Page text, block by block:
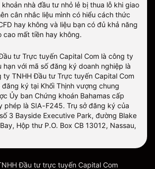
khoản nhà đầu tư nhỏ lẻ bị thua lỗ khi giao
cân nhắc liệu mình có hiểu cách thức
hay không và liệu bạn có đủ khả năng
cao mất tiền hay không.
tư Trực tuyến Capital Com là công ty
hạn với mã số đăng ký doanh nghiệp là
ty TNHH Đầu tư Trực tuyến Capital Com
ký tại Khối Thịnh vượng chung
Ủy ban Chứng khoán Bahamas cấp
phép là SIA-F245. Trụ sở đăng ký của
3 Bayside Executive Park, đường Blake
Hộp thư P.O. Box CB 13012, Nassau,
Đầu tư trực tuyến Capital Com